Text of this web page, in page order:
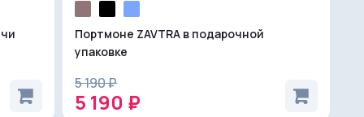
Портмоне ZAVTRA в подарочной
упаковке
5 190 ₽
5 190 ₽